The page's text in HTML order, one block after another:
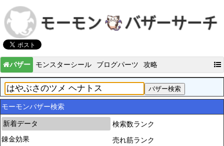
バザー モンスターシール ブログパーツ 攻略
モーモンバザー検索
新着データ
錬金効果
検索数ランク
売れ筋ランク